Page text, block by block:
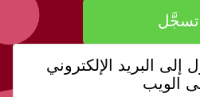
تسجَّل
البريد الإلكتروني
الويب